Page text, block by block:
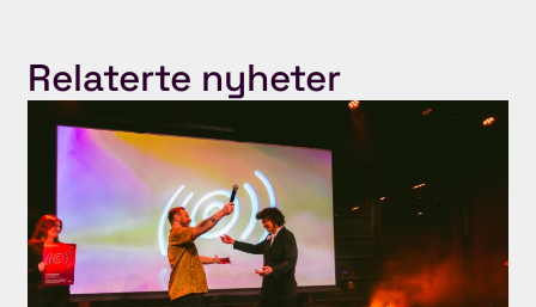
Relaterte nyheter